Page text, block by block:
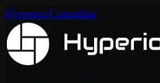
Hyperion Consulting